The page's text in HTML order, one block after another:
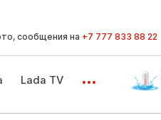
сообщения на +7 777 833 88 22
Lada TV ...